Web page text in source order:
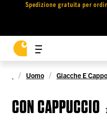
Spedizione gratuita per
Uomo Giacche E
CON CAPPUCCIO